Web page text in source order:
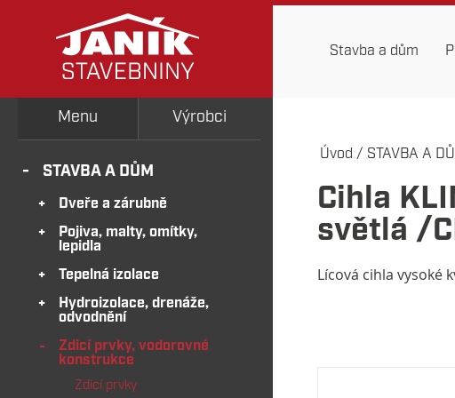
Stavba a dům
Menu Výrobci
STAVBA A DŮM
Dveře a zárubně
Pojiva, malty, omítky,
lepidla
Tepelná izolace
Hydroizolace, drenáže,
odvodnění
Zdicí prvky, vodorovné
konstrukce
Zdicí prvky
Úvod / STAVBA A
Cihla
světlá /
Lícová cihla vysoké